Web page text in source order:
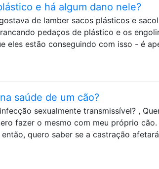
e há algum dano nele?
de lamber sacos plásticos e
pedaços de plástico e os
eles estão conseguindo com isso - é
saúde de um cão?
sexualmente transmissível? ,
fazer o mesmo com meu próprio cão.
quero saber se a castração afetará